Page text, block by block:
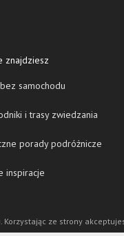
znajdziesz
samochodu
i trasy zwiedzania
porady podróżnicze
inspiracje
ze strony